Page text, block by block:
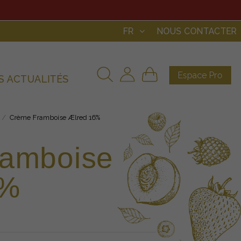
FR NOUS CONTACTER
Espace Pro
ACTUALITÉS
Crème Framboise Ælred 16%